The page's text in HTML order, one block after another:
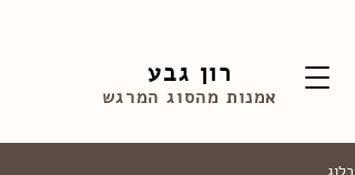
רון גבע
אמנות מהסוג המרגש
בלוג